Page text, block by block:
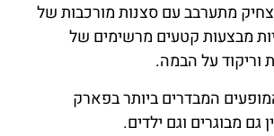
מתערבב עם סצנות מורכבות של
מבצעות קטעים מרשימים של
וריקוד על הבמה.
המבדרים ביותר בפארק
גם מבוגרים וגם ילדים.